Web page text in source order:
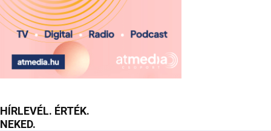
HÍRLEVÉL. ÉRTÉK.
NEKED.